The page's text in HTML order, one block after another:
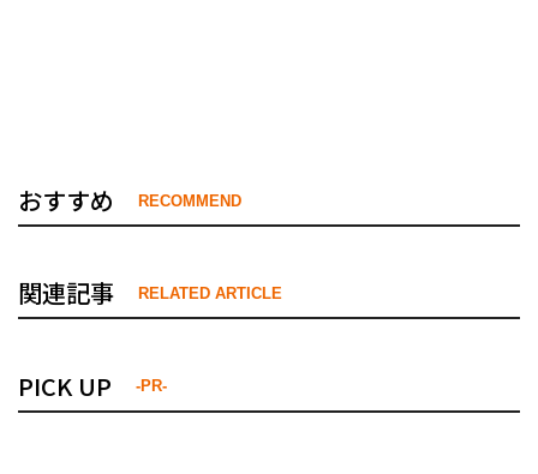
おすすめ RECOMMEND
関連記事 RELATED ARTICLE
PICK UP -PR-